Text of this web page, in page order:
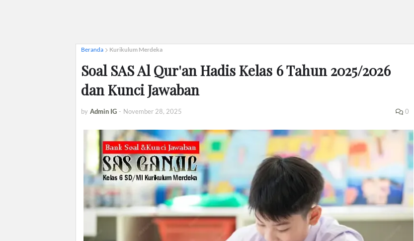
Beranda Kurikulum Merdeka
Soal SAS Al Qur'an Hadis Kelas 6 Tahun 2025/2026
dan Kunci Jawaban
by Admin IG - November 28, 2025 0